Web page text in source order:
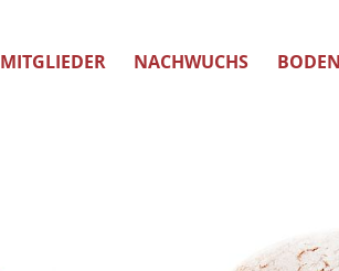
MITGLIEDER NACHWUCHS